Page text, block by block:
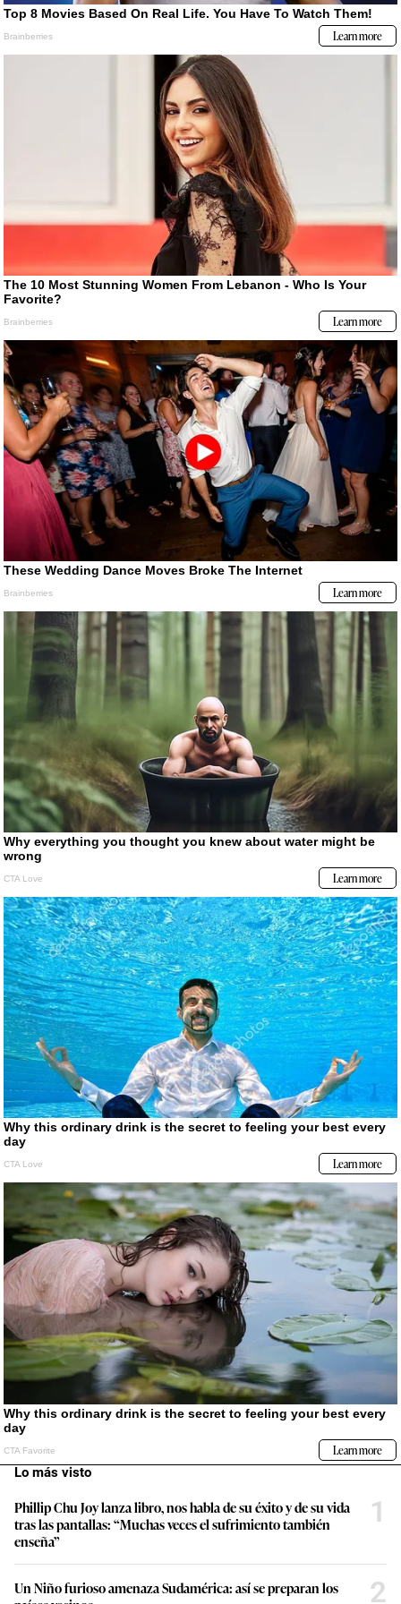
Lo más visto
Phillip Chu Joy lanza libro, nos habla de su éxito y de su vida
tras las pantallas: “Muchas veces el sufrimiento también
enseña”
1
Un Niño furioso amenaza Sudamérica: así se preparan los
2